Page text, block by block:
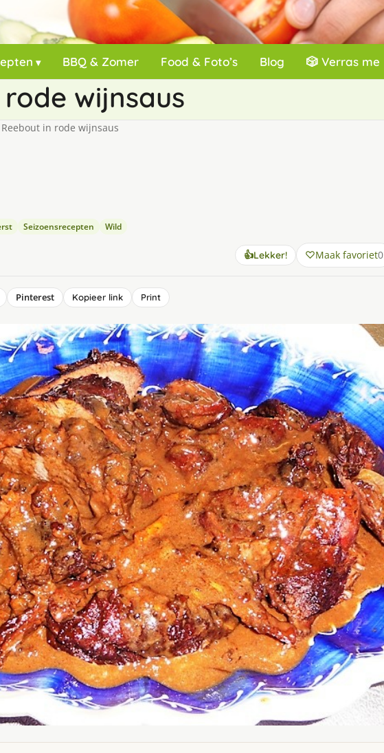
BBQ & Zomer Food & Foto’s Blog 🎲 Verras me
wijnsaus
Reebout in rode wijnsaus
Seizoensrecepten Wild
👍Lekker! Maak favoriet0
Pinterest Kopieer link Print